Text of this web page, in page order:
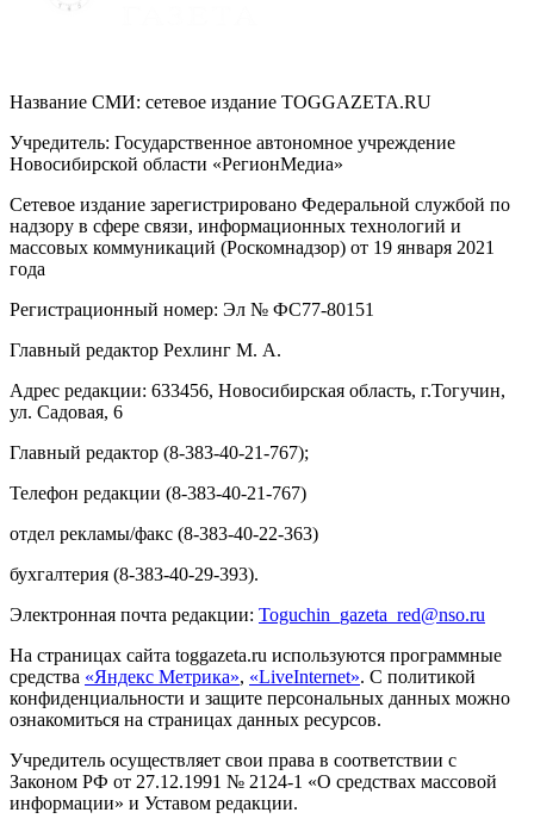
Название СМИ: cетевое издание TOGGAZETA.RU
Учредитель: Государственное автономное учреждение
Новосибирской области «РегионМедиа»
Сетевое издание зарегистрировано Федеральной службой по
надзору в сфере связи, информационных технологий и
массовых коммуникаций (Роскомнадзор) от 19 января 2021
года
Регистрационный номер: Эл № ФС77-80151
Главный редактор Рехлинг М. А.
Адрес редакции: 633456, Новосибирская область, г.Тогучин,
ул. Садовая, 6
Главный редактор (8-383-40-21-767);
Телефон редакции (8-383-40-21-767)
отдел рекламы/факс (8-383-40-22-363)
бухгалтерия (8-383-40-29-393).
Электронная почта редакции: Toguchin gazeta red@nso.ru
На страницах сайта toggazeta.ru используются программные
средства «Яндекс Метрика», «LiveInternet». С политикой
конфиденциальности и защите персональных данных можно
ознакомиться на страницах данных ресурсов.
Учредитель осуществляет свои права в соответствии с
Законом РФ от 27.12.1991 № 2124-1 «О средствах массовой
информации» и Уставом редакции.